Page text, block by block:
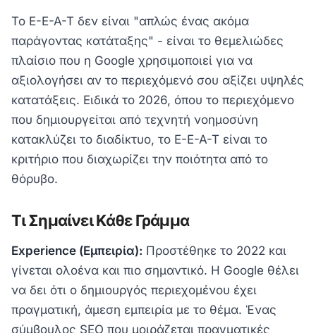
Το E-E-A-T δεν είναι "απλώς ένας ακόμα
παράγοντας κατάταξης" - είναι το θεμελιώδες
πλαίσιο που η Google χρησιμοποιεί για να
αξιολογήσει αν το περιεχόμενό σου αξίζει υψηλές
κατατάξεις. Ειδικά το 2026, όπου το περιεχόμενο
που δημιουργείται από τεχνητή νοημοσύνη
κατακλύζει το διαδίκτυο, το E-E-A-T είναι το
κριτήριο που διαχωρίζει την ποιότητα από το
θόρυβο.
Τι Σημαίνει Κάθε Γράμμα
Experience (Εμπειρία): Προστέθηκε το 2022 και
γίνεται ολοένα και πιο σημαντικό. Η Google θέλει
να δει ότι ο δημιουργός περιεχομένου έχει
πραγματική, άμεση εμπειρία με το θέμα. Ένας
σύμβουλος SEO που μοιράζεται πραγματικές